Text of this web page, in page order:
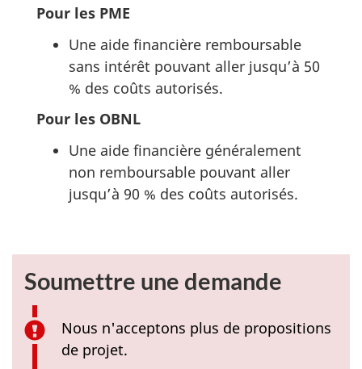
Pour les PME
Une aide financière remboursable
sans intérêt pouvant aller jusqu’à 50
% des coûts autorisés.
Pour les OBNL
Une aide financière généralement
non remboursable pouvant aller
jusqu’à 90 % des coûts autorisés.
Soumettre une demande
Nous n'acceptons plus de propositions
de projet.